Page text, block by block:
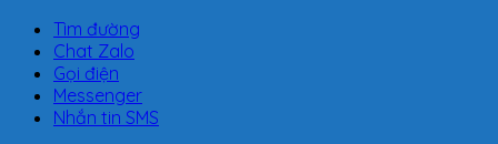
Tìm đường
Chat Zalo
Gọi điện
Messenger
Nhắn tin SMS